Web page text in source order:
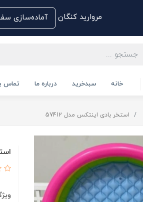
مروارید کنگان آماده‌سازی سفارش‌ها: ۳ تا ۴ روز کاری | پیگیری
خانه سبدخرید درباره ما تماس
استخر بادی اینتکس مدل 57412